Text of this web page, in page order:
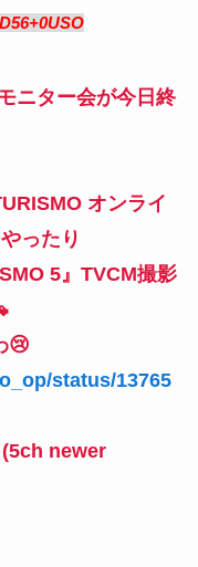
ニター会が今日終
オンライ
ったり
5』TVCM撮影
😢
status/13765
(5ch newer